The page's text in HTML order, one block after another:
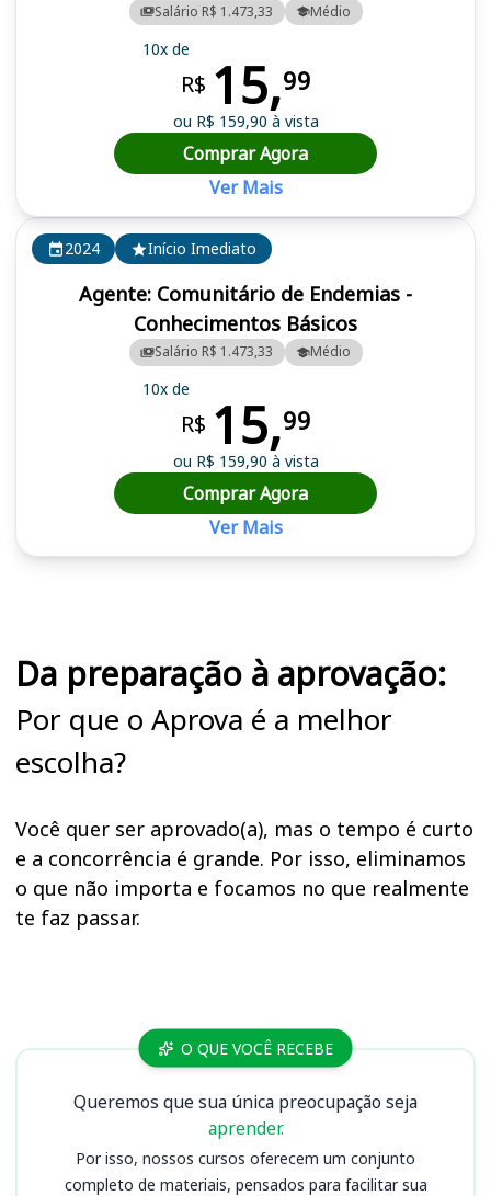
2024 Início Imediato
Agente: Comunitário de Endemias -
Conhecimentos Básicos
Salário R$ 1.473,33 Médio
10x de
R$ 15,99
ou R$ 159,90 à vista
Comprar Agora
Ver Mais
Salário R$ 1.473,33 Médio
10x de
R$ 15,99
ou R$ 159,90 à vista
Comprar Agora
Ver Mais
Da preparação à aprovação:
Por que o Aprova é a melhor
escolha?
Você quer ser aprovado(a), mas o tempo é curto
e a concorrência é grande. Por isso, eliminamos
o que não importa e focamos no que realmente
te faz passar.
Cursos O QUE VOCÊ RECEBE
Queremos que sua única preocupação seja
aprender.
Por isso, nossos cursos oferecem um conjunto
completo de materiais, pensados para facilitar sua